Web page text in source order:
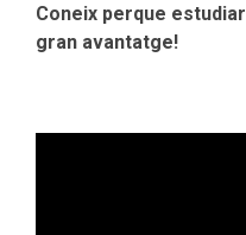
Coneix perque
gran avantatge!